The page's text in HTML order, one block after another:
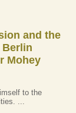
and the
Berlin
Mohey
to the
...